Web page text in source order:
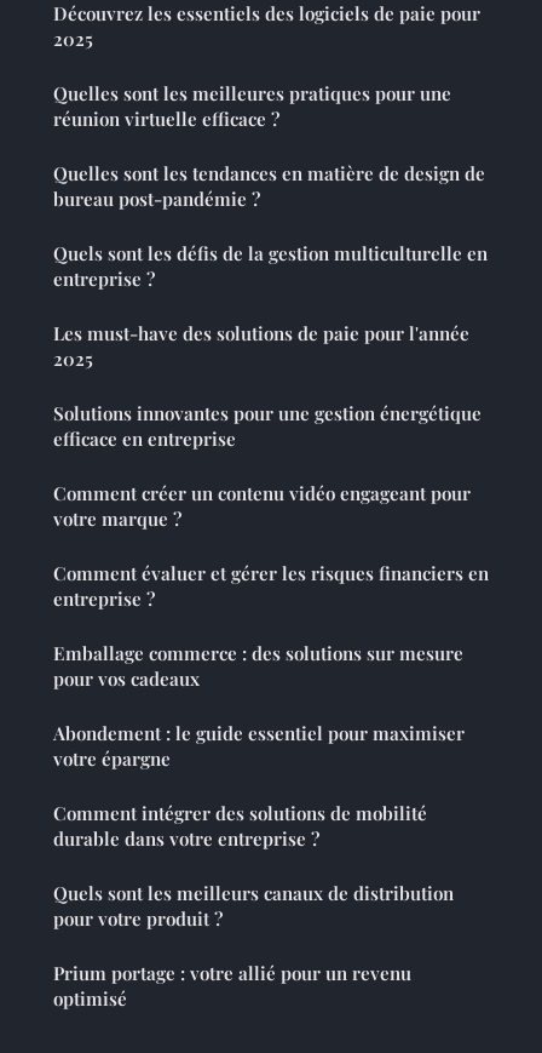
Découvrez les essentiels des logiciels de paie pour
2025
Quelles sont les meilleures pratiques pour une
réunion virtuelle efficace ?
Quelles sont les tendances en matière de design de
bureau post-pandémie ?
Quels sont les défis de la gestion multiculturelle en
entreprise ?
Les must-have des solutions de paie pour l'année
2025
Solutions innovantes pour une gestion énergétique
efficace en entreprise
Comment créer un contenu vidéo engageant pour
votre marque ?
Comment évaluer et gérer les risques financiers en
entreprise ?
Emballage commerce : des solutions sur mesure
pour vos cadeaux
Abondement : le guide essentiel pour maximiser
votre épargne
Comment intégrer des solutions de mobilité
durable dans votre entreprise ?
Quels sont les meilleurs canaux de distribution
pour votre produit ?
Prium portage : votre allié pour un revenu
optimisé